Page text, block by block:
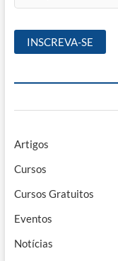
Artigos
Cursos
Cursos Gratuitos
Eventos
Notícias